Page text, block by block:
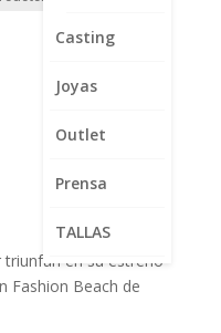
Casting
Joyas
Outlet
Prensa
TALLAS
triunfan en su estreno
Fashion Beach de